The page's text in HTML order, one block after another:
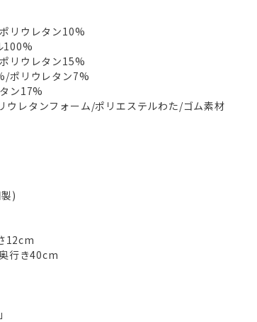
リウレタン10%
100%
リウレタン15%
ポリウレタン7%
ン17%
ウレタンフォーム/ポリエステルわた/ゴム素材
)
12cm
行き40cm